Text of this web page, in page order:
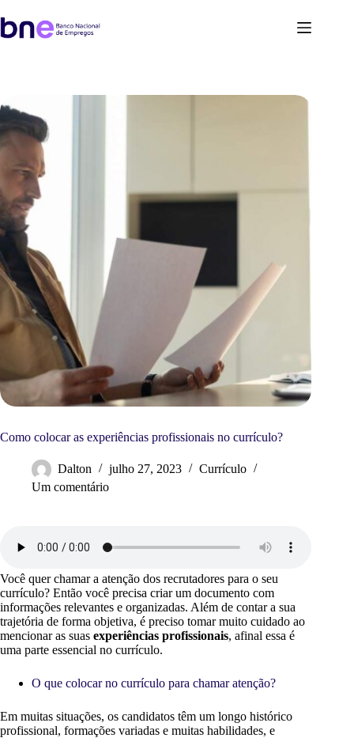
Como colocar as experiências profissionais no currículo?
Dalton julho 27, 2023
Currículo
Um comentário
Você quer chamar a atenção dos recrutadores para o seu
currículo? Então você precisa criar um documento com
informações relevantes e organizadas. Além de contar a sua
trajetória de forma objetiva, é preciso tomar muito cuidado ao
mencionar as suas experiências profissionais, afinal essa é
uma parte essencial no currículo.
O que colocar no currículo para chamar atenção?
Em muitas situações, os candidatos têm um longo histórico
profissional, formações variadas e muitas habilidades, e